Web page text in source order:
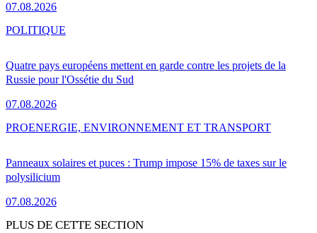
07.08.2026
Quatre pays européens mettent en garde contre les projets de la
Russie pour l'Ossétie du Sud
07.08.2026
POLITIQUE
Panneaux solaires et puces : Trump impose 15% de taxes sur le
polysilicium
07.08.2026
PROENERGIE, ENVIRONNEMENT ET TRANSPORT
PLUS DE CETTE SECTION